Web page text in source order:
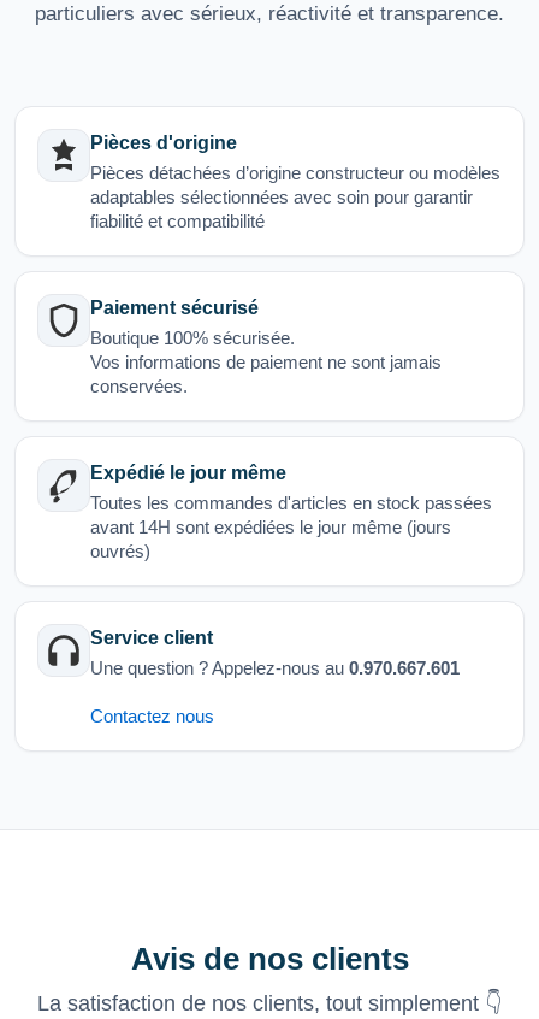
particuliers avec sérieux, réactivité et transparence.
Pièces d'origine
Pièces détachées d’origine constructeur ou modèles
adaptables sélectionnées avec soin pour garantir
fiabilité et compatibilité
Paiement sécurisé
Boutique 100% sécurisée.
Vos informations de paiement ne sont jamais
conservées.
Expédié le jour même
Toutes les commandes d'articles en stock passées
avant 14H sont expédiées le jour même (jours
ouvrés)
Service client
Une question ? Appelez-nous au 0.970.667.601
Contactez nous
Avis de nos clients
La satisfaction de nos clients, tout simplement 👇